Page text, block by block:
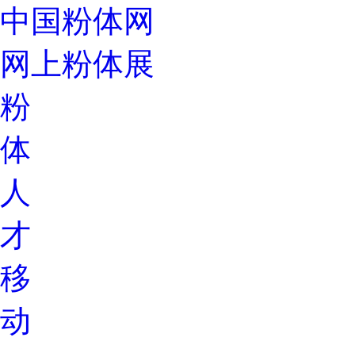
中国粉体网
网上粉体展
粉
体
人
才
移
动